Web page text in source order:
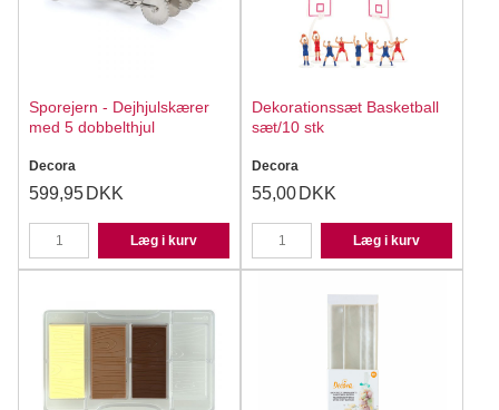
Sporejern - Dejhjulskærer
med 5 dobbelthjul
Decora
599,95 DKK
Læg i kurv
Dekorationssæt Basketball
sæt/10 stk
Decora
55,00 DKK
Læg i kurv